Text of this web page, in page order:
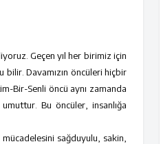
Geçen yıl her birimiz için
Davamızın öncüleri hiçbir
Bir-Senli öncü aynı zamanda
Bu öncüler, insanlığa
sağduyulu, sakin,